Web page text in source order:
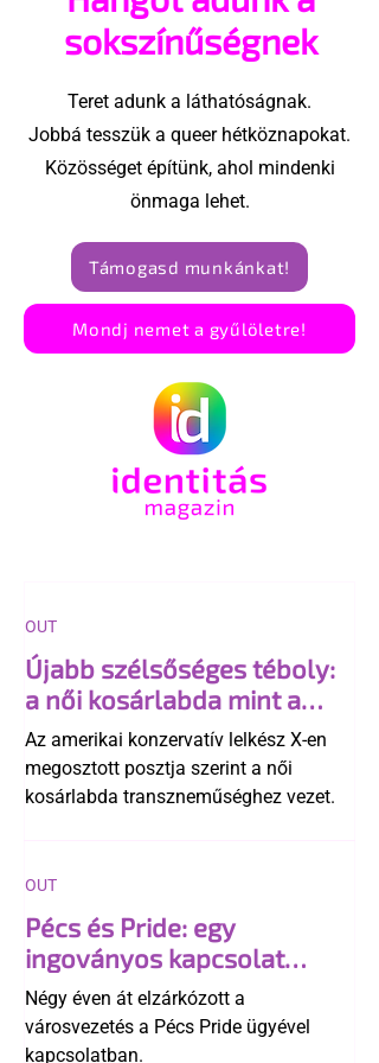
sokszínűségnek
Teret adunk a láthatóságnak.
Jobbá tesszük a queer hétköznapokat.
Közösséget építünk, ahol mindenki
önmaga lehet.
Támogasd munkánkat!
Mondj nemet a gyűlöletre!
Újabb szélsőséges téboly:
a női kosárlabda mint a
"transzneműség kapuja"
Az amerikai konzervatív lelkész X-en
megosztott posztja szerint a női
kosárlabda transzneműséghez vezet.
OUT
Pécs és Pride: egy
ingoványos kapcsolat
története
Négy éven át elzárkózott a
városvezetés a Pécs Pride ügyével
kapcsolatban.
OUT